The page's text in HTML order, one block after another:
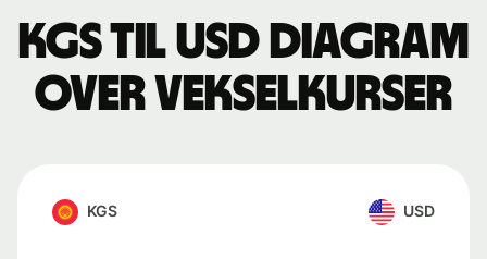
KGS til USD Diagram
over vekselkurser
KGS USD